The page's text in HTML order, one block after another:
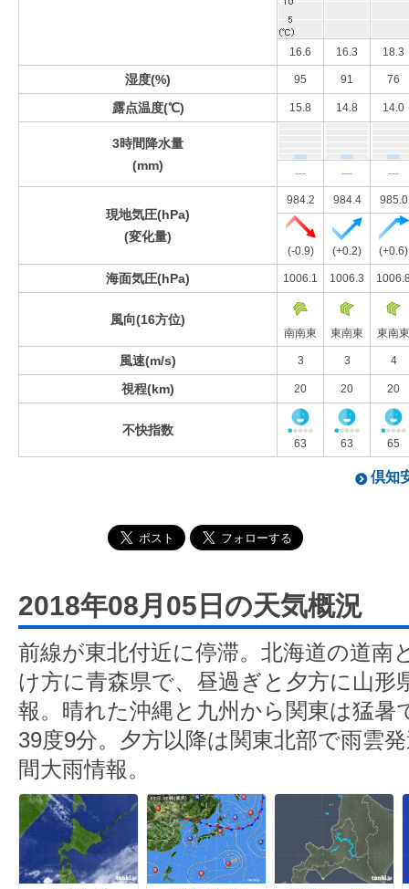
16.6 16.3 18.3
湿度(%) 95 91 76
露点温度(℃) 15.8 14.8 14.0
3時間降水量
(mm)
--- --- ---
現地気圧(hPa)
(変化量)
984.2 984.4 985.0
(-0.9) (+0.2) (+0.6)
海面気圧(hPa) 1006.1 1006.3
風向(16方位)
南南東 東南東 東南東
風速(m/s) 3 3 4
視程(km) 20 20 20
不快指数
63 63 65
倶知
2018年08月05日の天気概況
前線が東北付近に停滞。北海道の道南
け方に青森県で、昼過ぎと夕方に山形
報。晴れた沖縄と九州から関東は猛暑
39度9分。夕方以降は関東北部で雨雲
間大雨情報。